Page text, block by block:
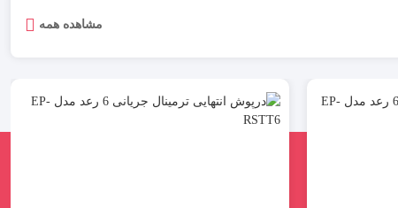
مشاهده همه